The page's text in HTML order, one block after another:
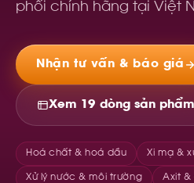
phối chính hãng tại Việt
Nhận tư vấn & báo giá
Xem 19 dòng sản phẩm
Hoá chất & hoá dầu Xi mạ &
Xử lý nước & môi trường Axit &